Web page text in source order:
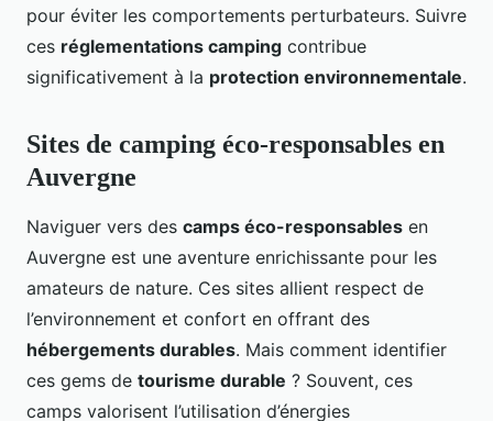
pour éviter les comportements perturbateurs. Suivre
ces réglementations camping contribue
significativement à la protection environnementale.
Sites de camping éco-responsables en
Auvergne
Naviguer vers des camps éco-responsables en
Auvergne est une aventure enrichissante pour les
amateurs de nature. Ces sites allient respect de
l’environnement et confort en offrant des
hébergements durables. Mais comment identifier
ces gems de tourisme durable ? Souvent, ces
camps valorisent l’utilisation d’énergies